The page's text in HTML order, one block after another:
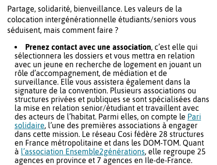
Partage, solidarité, bienveillance. Les valeurs de la
colocation intergénérationnelle étudiants/seniors vous
séduisent, mais comment faire ?
Prenez contact avec une association, c’est elle qui
sélectionnera les dossiers et vous mettra en relation
avec un jeune en recherche de logement en jouant un
rôle d’accompagnement, de médiation et de
surveillance. Elle vous assistera également dans la
signature de la convention. Plusieurs associations ou
structures privées et publiques se sont spécialisées dans
la mise en relation senior/étudiant et travaillent avec
des acteurs de l’habitat. Parmi elles, on compte le Pari
solidaire, l’une des premières associations à engager
dans cette mission. Le réseau Cosi fédère 28 structures
en France métropolitaine et dans les DOM-TOM. Quant
à l’association Ensemble2générations, elle regroupe 25
agences en province et 7 agences en Ile-de-France.